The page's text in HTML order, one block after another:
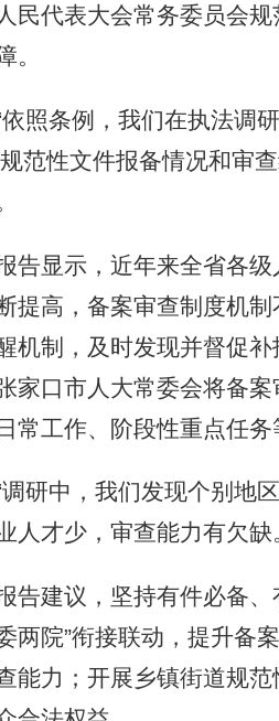
民代表大会常务委员会
。
条例，我们在执法调研
规范性文件报备情况和审
显示，近年来全省各级
提高，备案审查制度机
机制，及时发现并督促
家口市人大常委会将备
常工作、阶段性重点任
中，我们发现个别地区
人才少，审查能力有欠缺
建议，坚持有件必备、
两院”衔接联动，提升备
能力；开展乡镇街道规